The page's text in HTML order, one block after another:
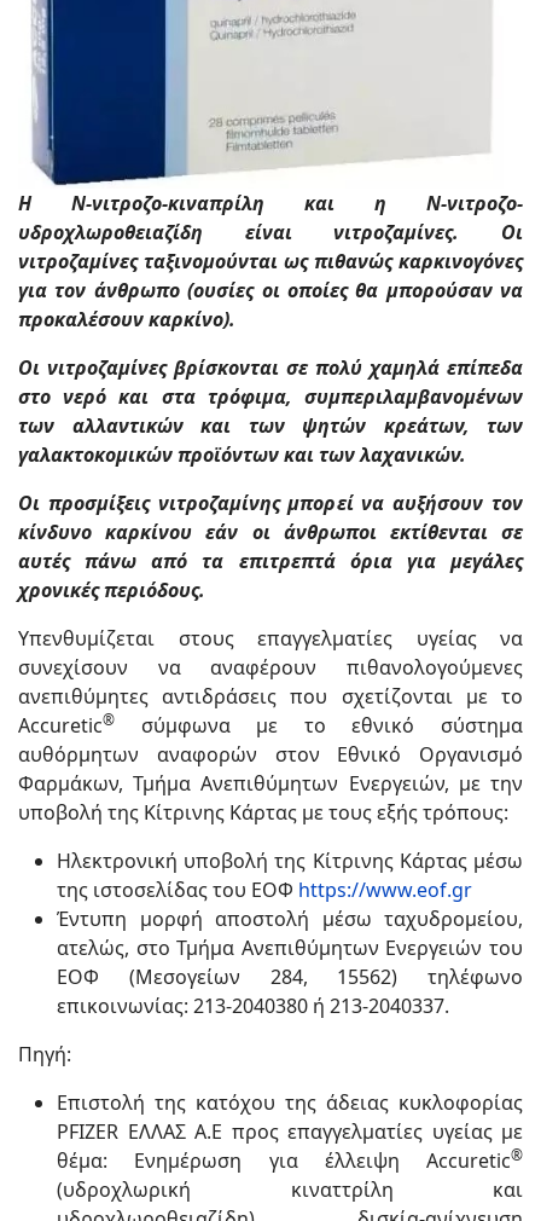
Η N-νιτροζο-κιναπρίλη και η Ν-νιτροζο-
υδροχλωροθειαζίδη είναι νιτροζαμίνες. Οι
νιτροζαμίνες ταξινομούνται ως πιθανώς καρκινογόνες
για τον άνθρωπο (ουσίες οι οποίες θα μπορούσαν να
προκαλέσουν καρκίνο).
Οι νιτροζαμίνες βρίσκονται σε πολύ χαμηλά επίπεδα
στο νερό και στα τρόφιμα, συμπεριλαμβανομένων
των αλλαντικών και των ψητών κρεάτων, των
γαλακτοκομικών προϊόντων και των λαχανικών.
Οι προσμίξεις νιτροζαμίνης μπορεί να αυξήσουν τον
κίνδυνο καρκίνου εάν οι άνθρωποι εκτίθενται σε
αυτές πάνω από τα επιτρεπτά όρια για μεγάλες
χρονικές περιόδους.
Υπενθυμίζεται στους επαγγελματίες υγείας να
συνεχίσουν να αναφέρουν πιθανολογούμενες
ανεπιθύμητες αντιδράσεις που σχετίζονται με το
Accuretic®
σύμφωνα με το εθνικό σύστημα
αυθόρμητων αναφορών στον Εθνικό Οργανισμό
Φαρμάκων, Τμήμα Ανεπιθύμητων Ενεργειών, με την
υποβολή της Κίτρινης Κάρτας με τους εξής τρόπους:
Ηλεκτρονική υποβολή της Κίτρινης Κάρτας μέσω
της ιστοσελίδας του ΕΟΦ https://www.eof.gr
Έντυπη μορφή αποστολή μέσω ταχυδρομείου,
ατελώς, στο Τμήμα Ανεπιθύμητων Ενεργειών του
ΕΟΦ (Μεσογείων 284, 15562) τηλέφωνο
επικοινωνίας: 213-2040380 ή 213-2040337.
Πηγή:
Επιστολή της κατόχου της άδειας κυκλοφορίας
PFIZER ΕΛΛΑΣ Α.Ε προς επαγγελματίες υγείας με
θέμα: Ενημέρωση για έλλειψη Accuretic®
(υδροχλωρική κιναττρίλη και